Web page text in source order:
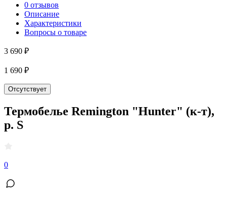
0 отзывов
Описание
Характеристики
Вопросы о товаре
3 690 ₽
1 690 ₽
Отсутствует
Термобелье Remington "Hunter" (к-т),
р. S
0